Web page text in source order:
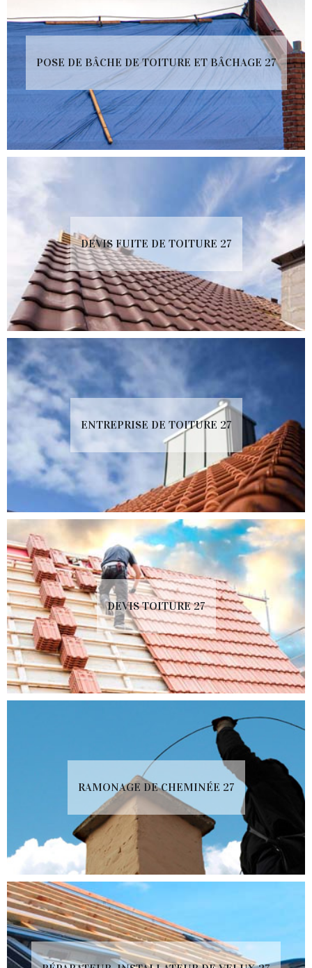
POSE DE BÂCHE DE TOITURE ET BÂCHAGE 27
DEVIS FUITE DE TOITURE 27
ENTREPRISE DE TOITURE 27
DEVIS TOITURE 27
RAMONAGE DE CHEMINÉE 27